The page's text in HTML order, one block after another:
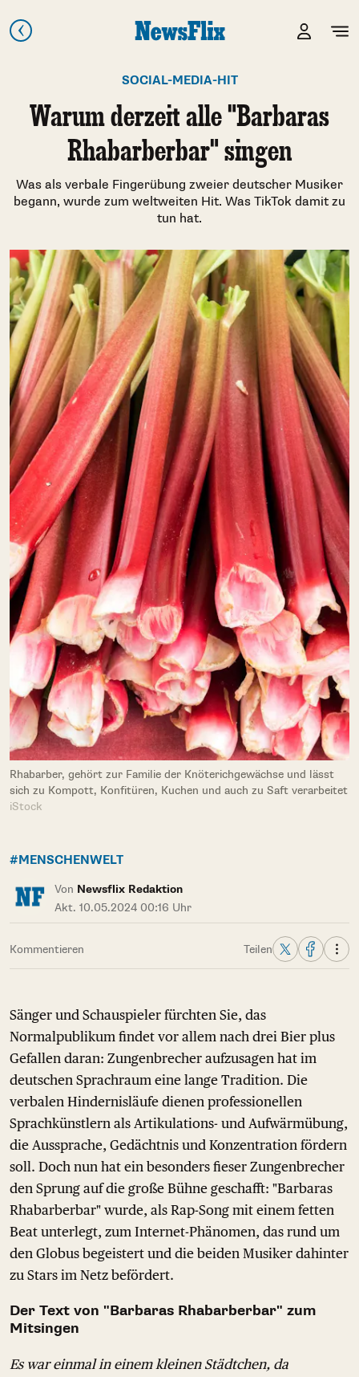
SOCIAL-MEDIA-HIT
Warum derzeit alle "Barbaras
Rhabarberbar" singen
Was als verbale Fingerübung zweier deutscher Musiker
begann, wurde zum weltweiten Hit. Was TikTok damit zu
tun hat.
Rhabarber, gehört zur Familie der Knöterichgewächse und lässt
sich zu Kompott, Konfitüren, Kuchen und auch zu Saft verarbeitet
iStock
#MENSCHENWELT
Von Newsflix Redaktion
Akt. 10.05.2024 00:16 Uhr
Kommentieren Teilen
Sänger und Schauspieler fürchten Sie, das
Normalpublikum findet vor allem nach drei Bier plus
Gefallen daran: Zungenbrecher aufzusagen hat im
deutschen Sprachraum eine lange Tradition. Die
verbalen Hindernisläufe dienen professionellen
Sprachkünstlern als Artikulations- und Aufwärmübung,
die Aussprache, Gedächtnis und Konzentration fördern
soll. Doch nun hat ein besonders fieser Zungenbrecher
den Sprung auf die große Bühne geschafft: "Barbaras
Rhabarberbar" wurde, als Rap-Song mit einem fetten
Beat unterlegt, zum Internet-Phänomen, das rund um
den Globus begeistert und die beiden Musiker dahinter
zu Stars im Netz befördert.
Der Text von "Barbaras Rhabarberbar" zum
Mitsingen
Es war einmal in einem kleinen Städtchen, da